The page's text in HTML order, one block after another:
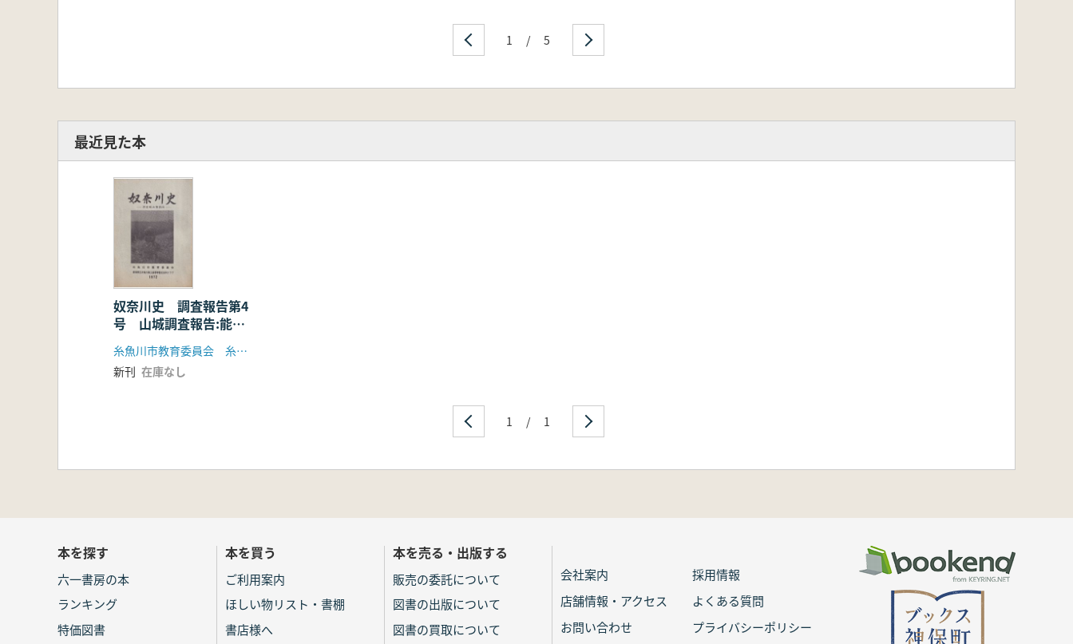
1 / 5
最近見た本
奴奈川史 調査報告第4
号 山城調査報告:能生
町における館址 民俗調
査報告:西頚城の石仏分
布
糸魚川市教育委員会 糸魚川商工高等学校社会科クラブ
新刊 在庫なし
1 / 1
本を探す
六一書房の本
ランキング
特価図書
本を買う
ご利用案内
ほしい物リスト・書棚
書店様へ
本を売る・出版する
販売の委託について
図書の出版について
図書の買取について
会社案内
採用情報
店舗情報・アクセス
よくある質問
お問い合わせ
プライバシーポリシー